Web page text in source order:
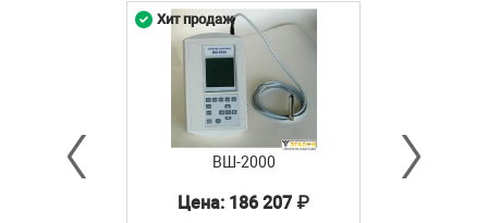
ВШ-2000
Цена: 186 207 ₽
Хит продаж